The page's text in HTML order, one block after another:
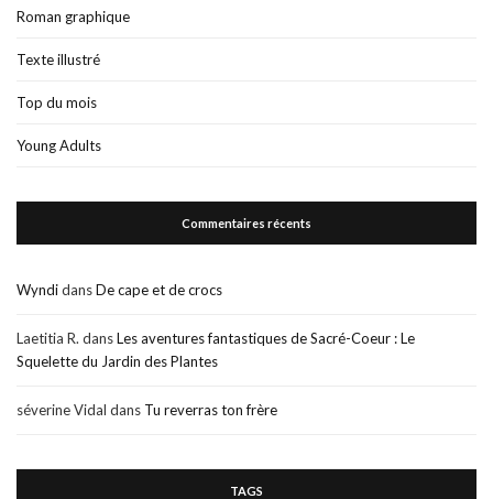
Roman graphique
Texte illustré
Top du mois
Young Adults
Commentaires récents
WyndidansDe cape et de crocs
Laetitia R. dansLes aventures fantastiques de Sacré-Coeur : Le
Squelette du Jardin des Plantes
séverine Vidal dans Tu reverras ton frère
TAGS